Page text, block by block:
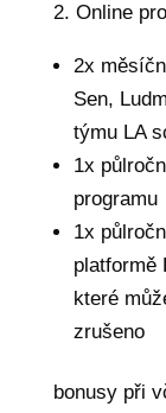
2. Online
2x
Sen,
týmu LA
1x
programu
1x
platformě
které
zrušeno
bonusy při